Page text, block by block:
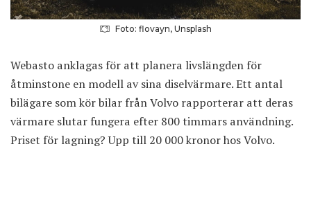
Foto: flovayn, Unsplash
Webasto anklagas för att planera livslängden för
åtminstone en modell av sina diselvärmare. Ett antal
bilägare som kör bilar från Volvo rapporterar att deras
värmare slutar fungera efter 800 timmars användning.
Priset för lagning? Upp till 20 000 kronor hos Volvo.